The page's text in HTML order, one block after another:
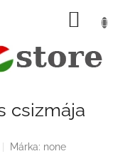
KOSÁR
csizmája
Márka: none